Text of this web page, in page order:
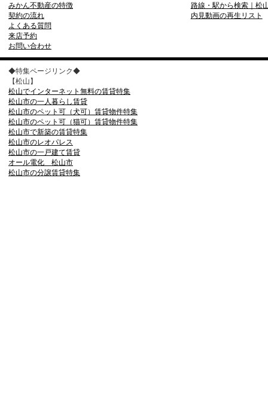
みかん不動産の特徴
契約の流れ
よくある質問
来店予約
お問い合わせ
路線・駅から検索｜松
内見動画の再生リスト
◆特集ページリンク◆
【松山】
松山でインターネット無料の賃貸特集
松山市の一人暮らし賃貸
松山市のペット可（犬可）賃貸物件特集
松山市のペット可（猫可）賃貸物件特集
松山市で新築の賃貸特集
松山市のレオパレス
松山市の一戸建て賃貸
オール電化 松山市
松山市の分譲賃貸特集